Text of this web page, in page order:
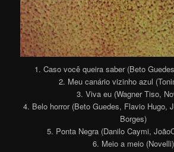
1. Caso você queira saber (Beto
2. Meu canário vizinho azul
3. Viva eu (Wagner Tiso,
4. Belo horror (Beto Guedes, Flavio Hugo,
Borges)
5. Ponta Negra (Danilo Caymi,
6. Meio a meio (Novelli)